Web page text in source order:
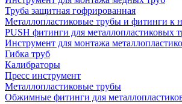
Труба защитная гофрированная
Металлопластиковые трубы и фитинги к
PUSH фитинги для металлопластиковых
Инструмент для монтажа
Гибка труб
Калибраторы
Пресс инструмент
Металлопластиковые трубы
Обжимные фитинги для